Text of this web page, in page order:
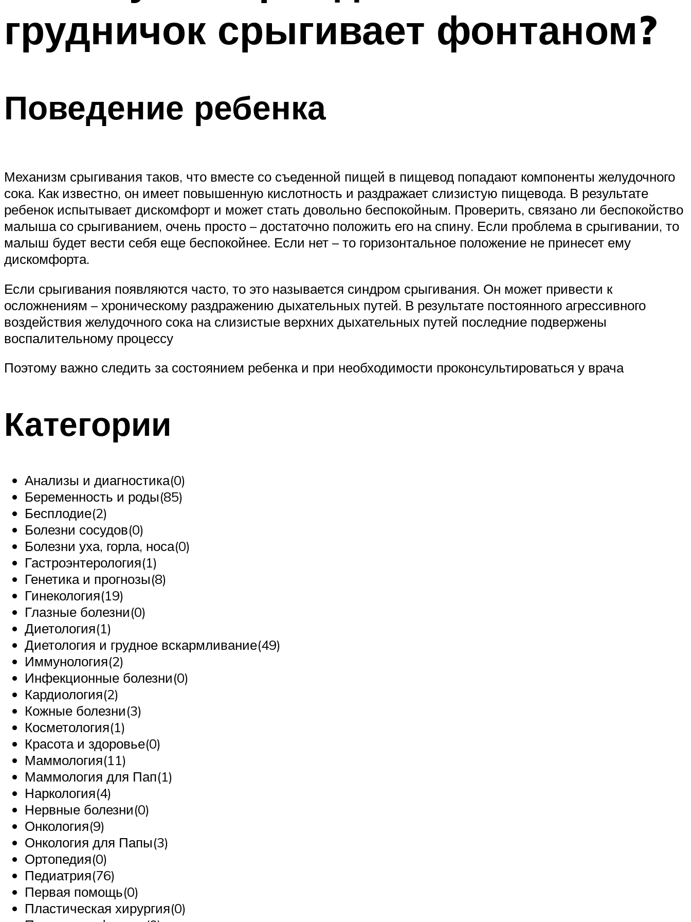
грудничок срыгивает фонтаном?
Поведение ребенка
Механизм срыгивания таков, что вместе со съеденной пищей в пищевод попадают компоненты желудочного
сока. Как известно, он имеет повышенную кислотность и раздражает слизистую пищевода. В результате
ребенок испытывает дискомфорт и может стать довольно беспокойным. Проверить, связано ли беспокойство
малыша со срыгиванием, очень просто – достаточно положить его на спину. Если проблема в срыгивании, то
малыш будет вести себя еще беспокойнее. Если нет – то горизонтальное положение не принесет ему
дискомфорта.
Если срыгивания появляются часто, то это называется синдром срыгивания. Он может привести к
осложнениям – хроническому раздражению дыхательных путей. В результате постоянного агрессивного
воздействия желудочного сока на слизистые верхних дыхательных путей последние подвержены
воспалительному процессу
Поэтому важно следить за состоянием ребенка и при необходимости проконсультироваться у врача
Категории
Анализы и диагностика(0)
Беременность и роды(85)
Бесплодие(2)
Болезни сосудов(0)
Болезни уха, горла, носа(0)
Гастроэнтерология(1)
Генетика и прогнозы(8)
Гинекология(19)
Глазные болезни(0)
Диетология(1)
Диетология и грудное вскармливание(49)
Иммунология(2)
Инфекционные болезни(0)
Кардиология(2)
Кожные болезни(3)
Косметология(1)
Красота и здоровье(0)
Маммология(11)
Маммология для Пап(1)
Наркология(4)
Нервные болезни(0)
Онкология(9)
Онкология для Папы(3)
Ортопедия(0)
Педиатрия(76)
Первая помощь(0)
Пластическая хирургия(0)